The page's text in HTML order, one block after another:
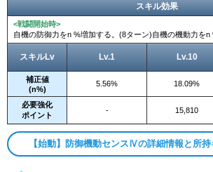
スキル効果
<戦闘開始時>
自機の防御力をn %増加する。(8ターン)自機の機動力をn
スキルLv Lv.1 Lv.10
補正値
(n%)
5.56% 18.09%
必要強化
ポイント
- 15,810
【始動】防御機動センスⅣの詳細情報と所